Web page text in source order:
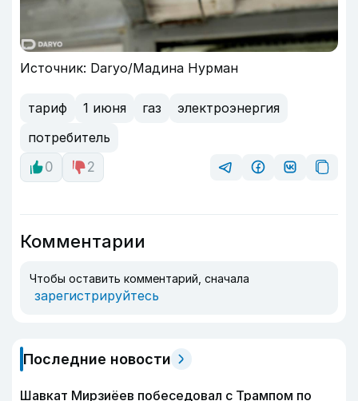
Источник: Daryo/Мадина Нурман
тариф 1 июня газ
электроэнергия
потребитель
0
2
Комментарии
Чтобы оставить комментарий, сначала
зарегистрируйтесь
Последние новости
Шавкат Мирзиёев побеседовал с Трампом по